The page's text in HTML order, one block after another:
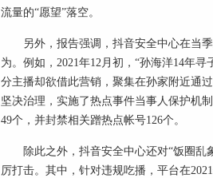
流量的“愿望”落空。
另外，报告强调，抖音安全中心在当
为。例如，2021年12月初，“孙海洋14年
分主播却欲借此营销，聚集在孙家附近通
坚决治理，实施了热点事件当事人保护机
49个，并封禁相关蹭热点帐号126个。
除此之外，抖音安全中心还对“饭圈
厉打击。其中，针对违规吃播，平台在